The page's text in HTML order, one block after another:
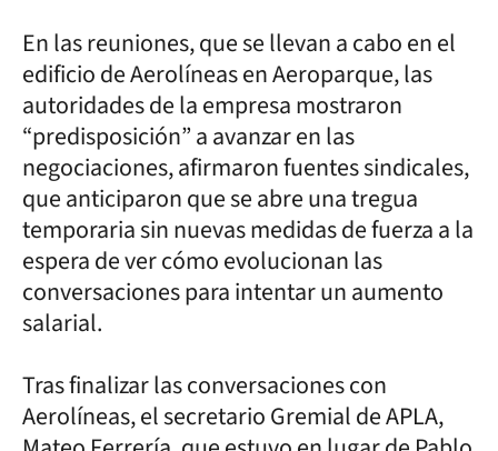
En las reuniones, que se llevan a cabo en el
edificio de Aerolíneas en Aeroparque, las
autoridades de la empresa mostraron
“predisposición” a avanzar en las
negociaciones, afirmaron fuentes sindicales,
que anticiparon que se abre una tregua
temporaria sin nuevas medidas de fuerza a la
espera de ver cómo evolucionan las
conversaciones para intentar un aumento
salarial.
Tras finalizar las conversaciones con
Aerolíneas, el secretario Gremial de APLA,